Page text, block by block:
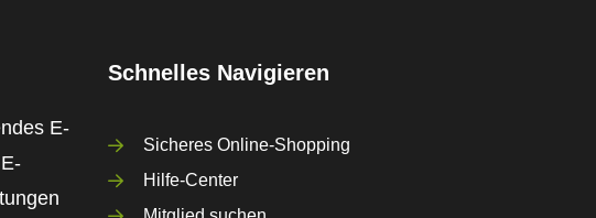
E-
Schnelles Navigieren
Sicheres Online-Shopping
Hilfe-Center